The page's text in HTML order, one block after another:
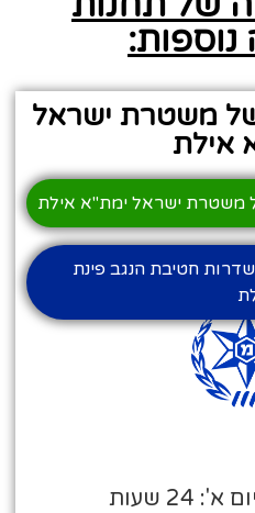
משטרת ישראל
אילת
שעות
משטרת ישראל ימת"א אילת
חטיבת הנגב פינת